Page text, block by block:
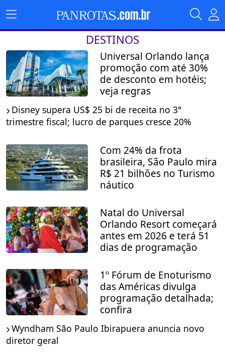
DESTINOS
Universal Orlando lança
promoção com até 30%
de desconto em hotéis;
veja regras
Disney supera US$ 25 bi de receita no 3°
trimestre fiscal; lucro de parques cresce 20%
Com 24% da frota
brasileira, São Paulo mira
R$ 21 bilhões no Turismo
náutico
Natal do Universal
Orlando Resort começará
antes em 2026 e terá 51
dias de programação
1º Fórum de Enoturismo
das Américas divulga
programação detalhada;
confira
Wyndham São Paulo Ibirapuera anuncia novo
diretor geral